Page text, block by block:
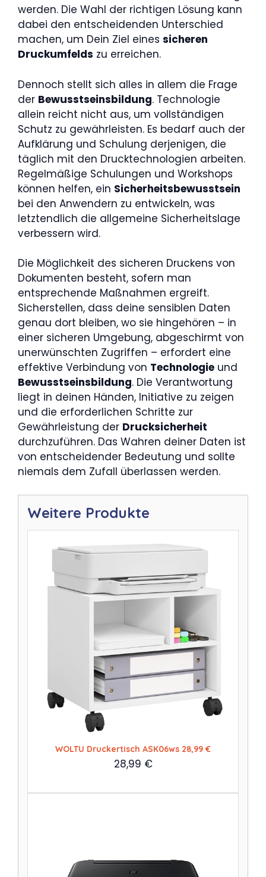
werden. Die Wahl der richtigen Lösung kann
dabei den entscheidenden Unterschied
machen, um Dein Ziel eines sicheren
Druckumfelds zu erreichen.
Dennoch stellt sich alles in allem die Frage
der Bewusstseinsbildung. Technologie
allein reicht nicht aus, um vollständigen
Schutz zu gewährleisten. Es bedarf auch der
Aufklärung und Schulung derjenigen, die
täglich mit den Drucktechnologien arbeiten.
Regelmäßige Schulungen und Workshops
können helfen, ein Sicherheitsbewusstsein
bei den Anwendern zu entwickeln, was
letztendlich die allgemeine Sicherheitslage
verbessern wird.
Die Möglichkeit des sicheren Druckens von
Dokumenten besteht, sofern man
entsprechende Maßnahmen ergreift.
Sicherstellen, dass deine sensiblen Daten
genau dort bleiben, wo sie hingehören – in
einer sicheren Umgebung, abgeschirmt von
unerwünschten Zugriffen – erfordert eine
effektive Verbindung von Technologie und
Bewusstseinsbildung. Die Verantwortung
liegt in deinen Händen, Initiative zu zeigen
und die erforderlichen Schritte zur
Gewährleistung der Drucksicherheit
durchzuführen. Das Wahren deiner Daten ist
von entscheidender Bedeutung und sollte
niemals dem Zufall überlassen werden.
Weitere Produkte
WOLTU Druckertisch ASK06ws 28,99 €
28,99 €